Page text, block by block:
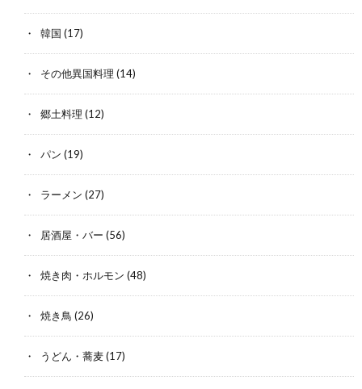
韓国 (17)
その他異国料理 (14)
郷土料理 (12)
パン (19)
ラーメン (27)
居酒屋・バー (56)
焼き肉・ホルモン (48)
焼き鳥 (26)
うどん・蕎麦(17)